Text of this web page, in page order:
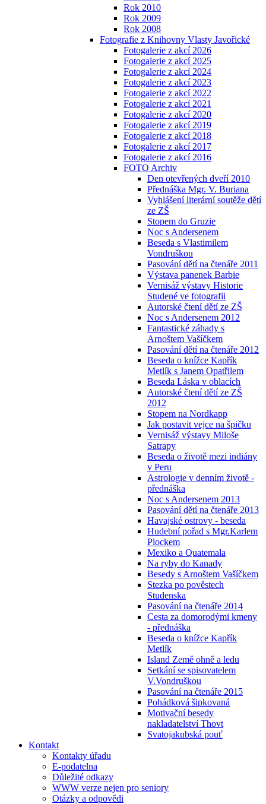
Rok 2010
Rok 2009
Rok 2008
Fotografie z Knihovny Vlasty Javořické
Fotogalerie z akcí 2026
Fotogalerie z akcí 2025
Fotogalerie z akcí 2024
Fotogalerie z akcí 2023
Fotogalerie z akcí 2022
Fotogalerie z akcí 2021
Fotogalerie z akcí 2020
Fotogalerie z akcí 2019
Fotogalerie z akcí 2018
Fotogalerie z akcí 2017
Fotogalerie z akcí 2016
FOTO Archiv
Den otevřených dveří 2010
Přednáška Mgr. V. Buriana
Vyhlášení literární soutěže dětí
ze ZŠ
Stopem do Gruzie
Noc s Andersenem
Beseda s Vlastimilem
Vondruškou
Pasování dětí na čtenáře 2011
Výstava panenek Barbie
Vernisáž výstavy Historie
Studené ve fotografii
Autorské čtení dětí ze ZŠ
Noc s Andersenem 2012
Fantastické záhady s
Arnoštem Vašíčkem
Pasování dětí na čtenáře 2012
Beseda o knížce Kapřík
Metlík s Janem Opatřilem
Beseda Láska v oblacích
Autorské čtení dětí ze ZŠ
2012
Stopem na Nordkapp
Jak postavit vejce na špičku
Vernisáž výstavy Miloše
Satrapy
Beseda o životě mezi indiány
v Peru
Astrologie v denním životě -
přednáška
Noc s Andersenem 2013
Pasování dětí na čtenáře 2013
Havajské ostrovy - beseda
Hudební pořad s Mgr.Karlem
Plockem
Mexiko a Quatemala
Na ryby do Kanady
Besedy s Arnoštem Vašíčkem
Stezka po pověstech
Studenska
Pasování na čtenáře 2014
Cesta za domorodými kmeny
- přednáška
Beseda o knížce Kapřík
Metlík
Island Země ohně a ledu
Setkání se spisovatelem
V.Vondruškou
Pasování na čtenáře 2015
Pohádková šipkovaná
Motivační besedy
nakladatelství Thovt
Svatojakubská pouť
Kontakt
Kontakty úřadu
E-podatelna
Důležité odkazy
WWW verze nejen pro seniory
Otázky a odpovědi